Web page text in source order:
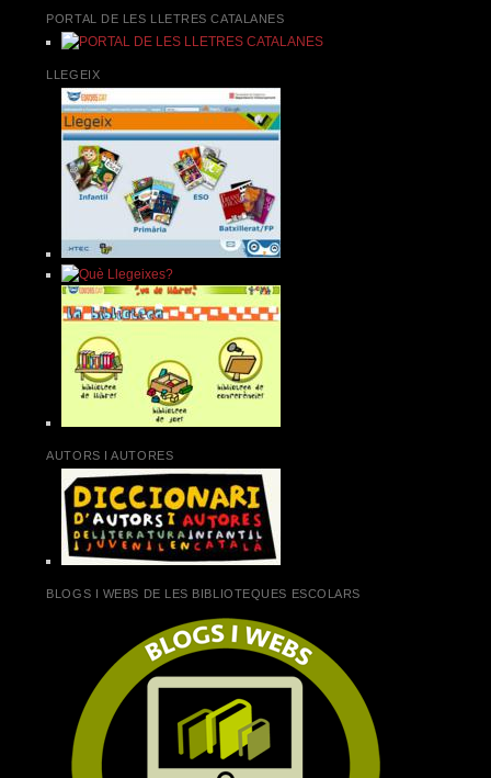
PORTAL DE LES LLETRES CATALANES
LLEGEIX
AUTORS I AUTORES
BLOGS I WEBS DE LES BIBLIOTEQUES ESCOLARS